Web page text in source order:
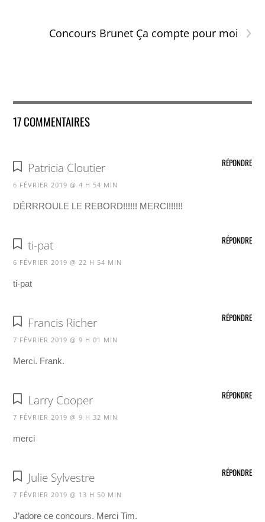
›
Concours Brunet Ça compte pour moi
17 COMMENTAIRES
Patricia Cloutier
6 FÉVRIER 2019 @ 4 H 54 MIN
DÉRRROULE LE REBORD!!!!!! MERCI!!!!!!
RÉPONDRE
ti-pat
6 FÉVRIER 2019 @ 22 H 54 MIN
ti-pat
RÉPONDRE
Francis Richer
7 FÉVRIER 2019 @ 9 H 01 MIN
Merci. Frank.
RÉPONDRE
Larry Cooper
7 FÉVRIER 2019 @ 9 H 32 MIN
merci
RÉPONDRE
Julie Sylvestre
7 FÉVRIER 2019 @ 13 H 50 MIN
J’adore ce concours. Merci Tim.
RÉPONDRE